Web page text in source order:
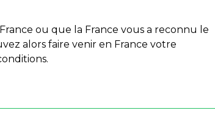
ou que la France vous a reconnu le
alors faire venir en France votre